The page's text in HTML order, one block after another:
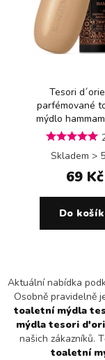
Tesori
parfémované
mýdlo
Skladem >
69 Kč
Do
Aktuální nabídka
Osobně pravidelně
toaletní mýdla
mýdla tesori
našich zákazníků.
toaletní